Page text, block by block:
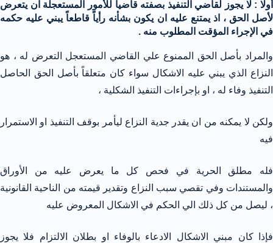
أولا : لا يجوز لقاضي التنفيذ بصفته قاضياً للأمور المستعجلة ان يتعرض
لأصل الحق ، اذ يمتنع عليه ان يكون بشأنه رأياً قاطعاً يبني عليه حكمه
في الإجراء المؤقت المطلوب منه .
والمراد بأصل الحق الممنوع علي القاضي المستعجل التعرض له ، هو
النزاع الذي يبني عليه الاشكال سواء كان متعلقاً بأصل الحق الحاصل
التنفيذ وفاء له ، او بإجراءات التنفيذ الشكلية ،
ولكن لا يمكنه من ان يقدر جدية النزاع ليأمر بوقف التنفيذ او الاستمرار
فيه
فله مطلق الحرية في فحص كل ما يعرض عليه من الأوراق
والمستندات وفي تقصي سبب النزاع وتقدير قيمته من الناحية القانونية
، ليصل من كل ذلك الي الحكم في الاشكال المعروض عليه
فإذا كان مبني الاشكال الادعاء بالوفاء او بطلان الالتزام فلا يجوز